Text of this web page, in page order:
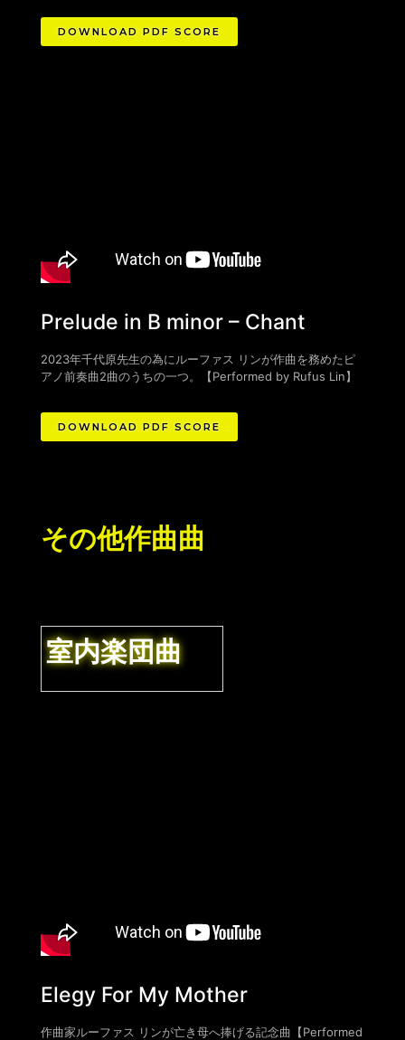
DOWNLOAD PDF SCORE
Prelude in B minor – Chant
2023年千代原先生の為にルーファス リンが作曲を務めたピ
アノ前奏曲2曲のうちの一つ。
【Performed by Rufus Lin】
DOWNLOAD PDF SCORE
その他作曲曲
室内楽団曲
Elegy For My Mother
作曲家ルーファス リンが亡き母へ捧げる記念曲【Performed